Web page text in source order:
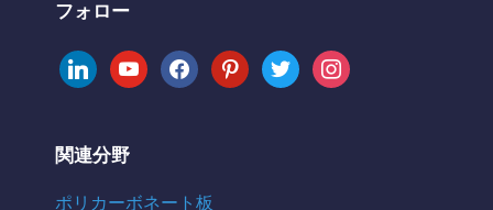
フォロー
linkedinyoutubefacebookpinteresttwitter instagram
関連分野
ポリカーボネート板